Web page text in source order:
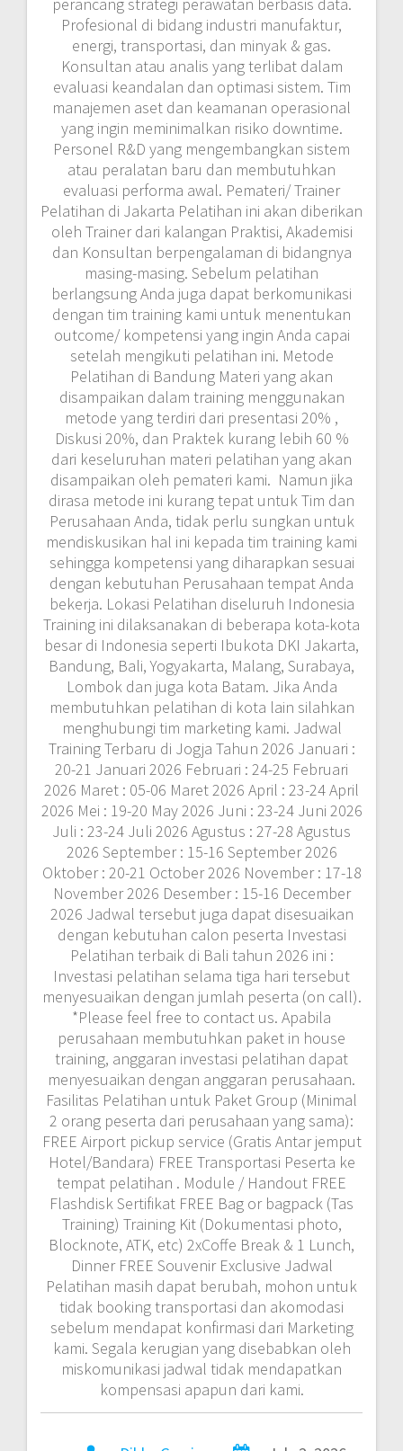
perancang strategi perawatan berbasis data.
Profesional di bidang industri manufaktur,
energi, transportasi, dan minyak & gas.
Konsultan atau analis yang terlibat dalam
evaluasi keandalan dan optimasi sistem. Tim
manajemen aset dan keamanan operasional
yang ingin meminimalkan risiko downtime.
Personel R&D yang mengembangkan sistem
atau peralatan baru dan membutuhkan
evaluasi performa awal. Pemateri/ Trainer
Pelatihan di Jakarta Pelatihan ini akan diberikan
oleh Trainer dari kalangan Praktisi, Akademisi
dan Konsultan berpengalaman di bidangnya
masing-masing. Sebelum pelatihan
berlangsung Anda juga dapat berkomunikasi
dengan tim training kami untuk menentukan
outcome/ kompetensi yang ingin Anda capai
setelah mengikuti pelatihan ini. Metode
Pelatihan di Bandung Materi yang akan
disampaikan dalam training menggunakan
metode yang terdiri dari presentasi 20% ,
Diskusi 20%, dan Praktek kurang lebih 60 %
dari keseluruhan materi pelatihan yang akan
disampaikan oleh pemateri kami. Namun jika
dirasa metode ini kurang tepat untuk Tim dan
Perusahaan Anda, tidak perlu sungkan untuk
mendiskusikan hal ini kepada tim training kami
sehingga kompetensi yang diharapkan sesuai
dengan kebutuhan Perusahaan tempat Anda
bekerja. Lokasi Pelatihan diseluruh Indonesia
Training ini dilaksanakan di beberapa kota-kota
besar di Indonesia seperti Ibukota DKI Jakarta,
Bandung, Bali, Yogyakarta, Malang, Surabaya,
Lombok dan juga kota Batam. Jika Anda
membutuhkan pelatihan di kota lain silahkan
menghubungi tim marketing kami. Jadwal
Training Terbaru di Jogja Tahun 2026 Januari :
20-21 Januari 2026 Februari : 24-25 Februari
2026 Maret : 05-06 Maret 2026 April : 23-24 April
2026 Mei : 19-20 May 2026 Juni : 23-24 Juni 2026
Juli : 23-24 Juli 2026 Agustus : 27-28 Agustus
2026 September : 15-16 September 2026
Oktober : 20-21 October 2026 November : 17-18
November 2026 Desember : 15-16 December
2026 Jadwal tersebut juga dapat disesuaikan
dengan kebutuhan calon peserta Investasi
Pelatihan terbaik di Bali tahun 2026 ini :
Investasi pelatihan selama tiga hari tersebut
menyesuaikan dengan jumlah peserta (on call).
*Please feel free to contact us. Apabila
perusahaan membutuhkan paket in house
training, anggaran investasi pelatihan dapat
menyesuaikan dengan anggaran perusahaan.
Fasilitas Pelatihan untuk Paket Group (Minimal
2 orang peserta dari perusahaan yang sama):
FREE Airport pickup service (Gratis Antar jemput
Hotel/Bandara) FREE Transportasi Peserta ke
tempat pelatihan . Module / Handout FREE
Flashdisk Sertifikat FREE Bag or bagpack (Tas
Training) Training Kit (Dokumentasi photo,
Blocknote, ATK, etc) 2xCoffe Break & 1 Lunch,
Dinner FREE Souvenir Exclusive Jadwal
Pelatihan masih dapat berubah, mohon untuk
tidak booking transportasi dan akomodasi
sebelum mendapat konfirmasi dari Marketing
kami. Segala kerugian yang disebabkan oleh
miskomunikasi jadwal tidak mendapatkan
kompensasi apapun dari kami.